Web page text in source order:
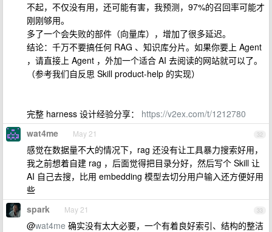
不起，不仅没有用，还可能有害，我预测，97%的召回率可能才
刚刚够用。
多了一个会失败的部件（向量库），增加了很多延迟。
结论：千万不要搞任何 RAG 、知识库分片。如果你要上 Agent
，请直接上 Agent ，外加一个适合 AI 去阅读的网站就可以了。
（参考我们自反思 Skill product-help 的实现）
完整 harness 设计经验分享： https://v2ex.com/t/1212780
32
wat4me May 21
感觉在数据量不大的情况下，rag 还没有让工具暴力搜索好用，
我之前想着自建 rag ，后面觉得把目录分好，然后写个 Skill 让
AI 自己去搜，比用 embedding 模型去切分用户输入还方便好用
些
33
spark May 21
@wat4me 确实没有太大必要，一个有着良好索引、结构的整洁